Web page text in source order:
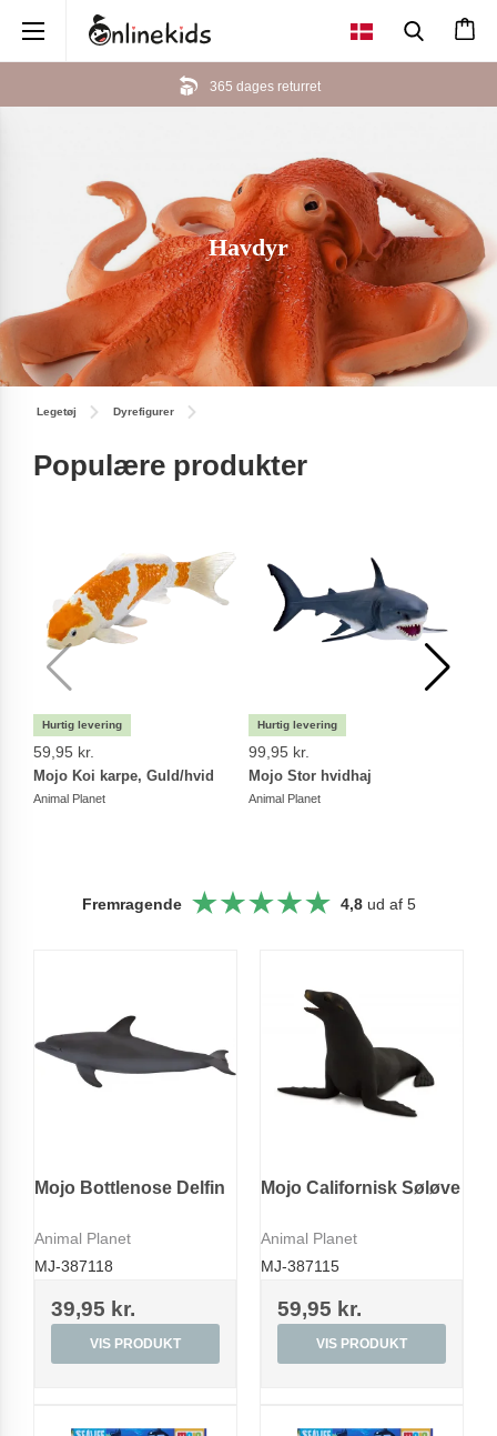
Havdyr
Legetøj Dyrefigurer
Populære produkter
59,95 kr.
Mojo Koi karpe, Guld/hvid
Animal Planet
99,95 kr.
Mojo Stor hvidhaj
Animal Planet
Fremragende 4,8ud af 5
Mojo Bottlenose Delfin
Animal Planet
MJ-387118
39,95 kr.
VIS PRODUKT
Mojo Californisk Søløve
Animal Planet
MJ-387115
59,95 kr.
VIS PRODUKT